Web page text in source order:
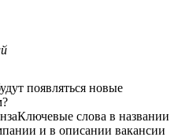
появляться новые
Ключевые слова в названии
и в описании вакансии